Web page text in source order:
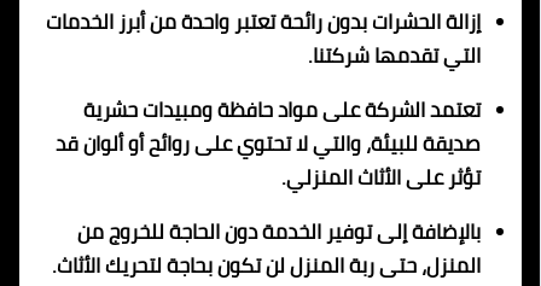
إزالة الحشرات بدون رائحة تعتبر واحدة من أبرز الخدمات
التي تقدمها شركتنا.
تعتمد الشركة على مواد حافظة ومبيدات حشرية
صديقة للبيئة، والتي لا تحتوي على روائح أو ألوان قد
تؤثر على الأثاث المنزلي.
بالإضافة إلى توفير الخدمة دون الحاجة للخروج من
المنزل، حتى ربة المنزل لن تكون بحاجة لتحريك الأثاث.